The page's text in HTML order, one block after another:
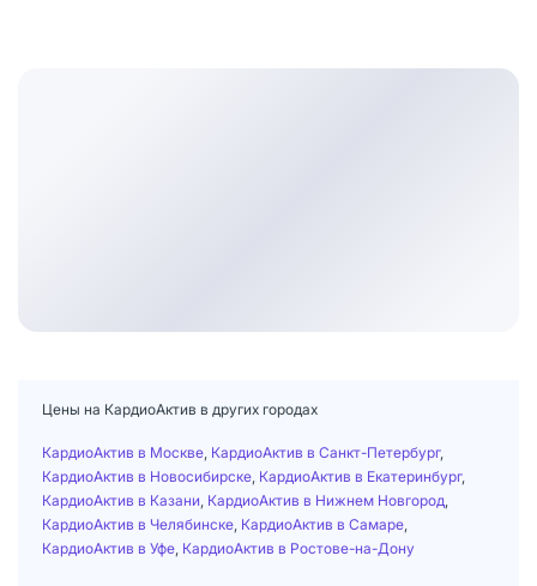
Цены на КардиоАктив в других городах
КардиоАктив в Москве КардиоАктив в Санкт-Петербург,
КардиоАктив в Новосибирске КардиоАктив в Екатеринбург,
КардиоАктив в Казани КардиоАктив в Нижнем Новгород
КардиоАктив в Челябинске КардиоАктив в Самаре
КардиоАктив в Уфе КардиоАктив в Ростове-на-Дону